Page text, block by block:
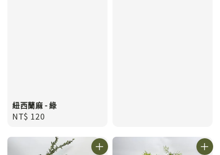
紐西蘭麻 - 綠
Regular
NT$ 120